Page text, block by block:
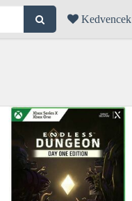
Kedvencek